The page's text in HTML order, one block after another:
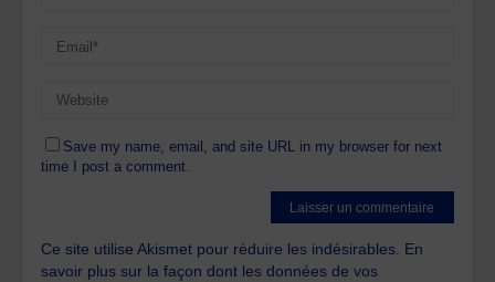
Save my name, email, and site URL in my browser for next
time I post a comment.
Ce site utilise Akismet pour réduire les indésirables. En
savoir plus sur la façon dont les données de vos